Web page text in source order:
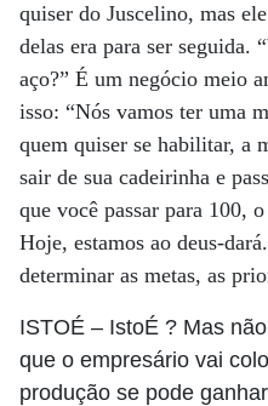
quiser do Juscelino, mas
delas era para ser seguida.
aço?” É um negócio meio
isso: “Nós vamos ter uma
quem quiser se habilitar, a
sair de sua cadeirinha e
que você passar para 100,
Hoje, estamos ao deus-
determinar as metas, as
ISTOÉ – IstoÉ ? Mas
que o empresário vai
produção se pode